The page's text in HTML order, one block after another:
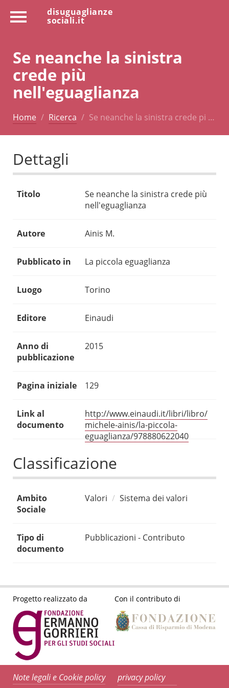
disuguaglianze
sociali.it
Se neanche la sinistra
crede più
nell'eguaglianza
Home Ricerca Se neanche la sinistra crede pi …
Dettagli
Titolo
Se neanche la sinistra crede più
nell'eguaglianza
Autore Ainis M.
Pubblicato in La piccola eguaglianza
Luogo Torino
Editore Einaudi
Anno di
pubblicazione
2015
Pagina iniziale 129
Link al
documento
http://www.einaudi.it/libri/libro/
michele-ainis/la-piccola-
eguaglianza/978880622040
Classificazione
Ambito
Sociale
Valori Sistema dei valori
Tipo di
documento
Pubblicazioni - Contributo
Progetto realizzato da Con il contributo di
Note legali e Cookie policy privacy policy